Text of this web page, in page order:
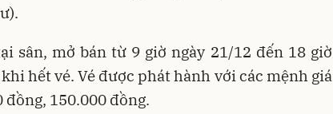
sân, mở bán từ 9 giờ ngày 21/12 đến 18 giờ
hết vé. Vé được phát hành với các mệnh giá
đồng, 150.000 đồng.